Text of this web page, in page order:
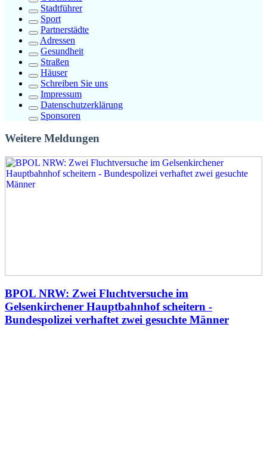
Stadtführer
Sport
Partnerstädte
Adressen
Gesundheit
Straßen
Häuser
Schreiben Sie uns
Impressum
Datenschutzerklärung
Sponsoren
Weitere Meldungen
BPOL NRW: Zwei Fluchtversuche im
Gelsenkirchener Hauptbahnhof scheitern -
Bundespolizei verhaftet zwei gesuchte Männer